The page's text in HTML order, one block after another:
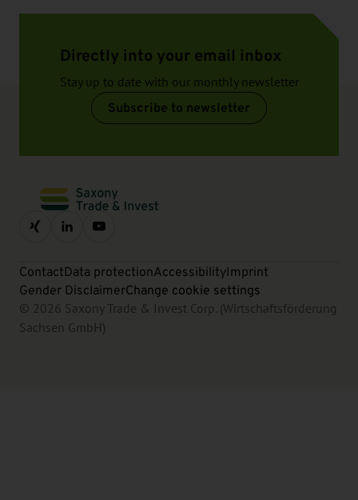
Directly into your email inbox
Stay up to date with our monthly newsletter
Subscribe to newsletter
ContactData protectionAccessibilityImprint
Gender DisclaimerChange cookie settings
© 2026 Saxony Trade & Invest Corp. (Wirtschaftsförderung
Sachsen GmbH)